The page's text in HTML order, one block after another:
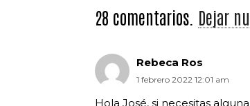
28 comentarios Dejar
Rebeca Ros
1 febrero 2022 12:01 am
Hola José, si necesitas